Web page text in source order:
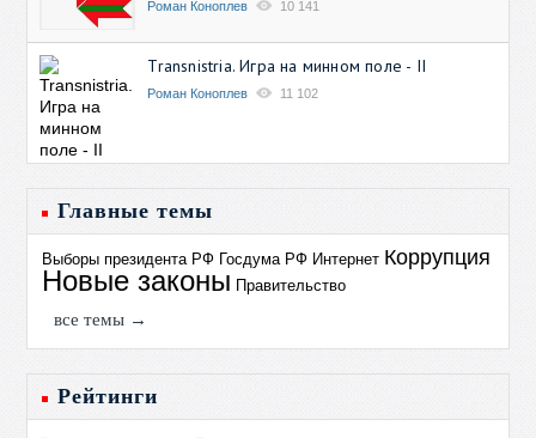
Роман Коноплев 10 141
Transnistria. Игра на минном поле - II
Роман Коноплев 11 102
Главные темы
Выборы президента РФ Госдума РФ Интернет Коррупция
Новые законы Правительство
все темы →
Рейтинги